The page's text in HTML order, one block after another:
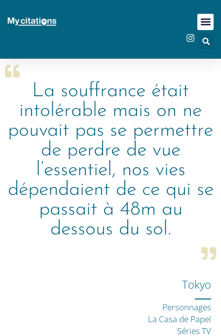
La souffrance était
intolérable mais on ne
pouvait pas se permettre
de perdre de vue
l’essentiel, nos vies
dépendaient de ce qui se
passait à 48m au
dessous du sol.
Tokyo
Personnages
La Casa de Papel
Séries TV